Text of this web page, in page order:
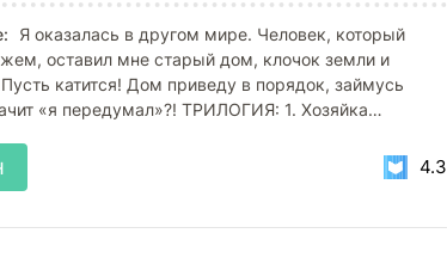
Я оказалась в другом мире. Человек, который
оставил мне старый дом, клочок земли и
катится! Дом приведу в порядок, займусь
«я передумал»?! ТРИЛОГИЯ: 1. Хозяйка
4.3